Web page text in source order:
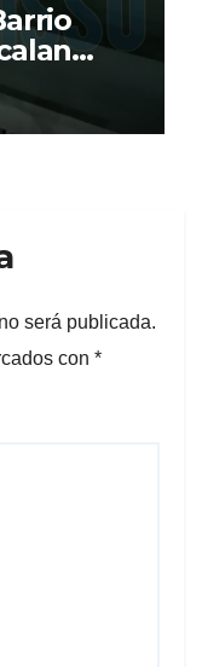
nadie
será publicada.
con *